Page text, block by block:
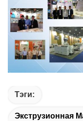
Тэги:
Экструзионная